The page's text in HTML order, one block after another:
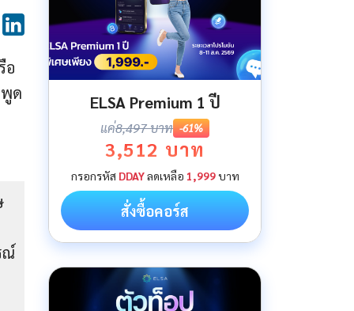
อ
ด
ณ์
ELSA Premium 1 ปี
แค่8,497 บาท -61%
3,512 บาท
กรอกรหัส DDAYลดเหลือ 1,999บาท
สั่งซื้อคอร์ส